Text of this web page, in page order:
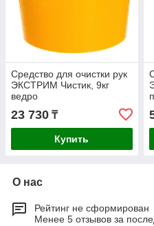
Средство для очистки рук
ЭКСТРИМ Чистик, 9кг
ведро
23 730 ₸
Купить
О нас
Рейтинг не сформирован
Менее 5 отзывов за